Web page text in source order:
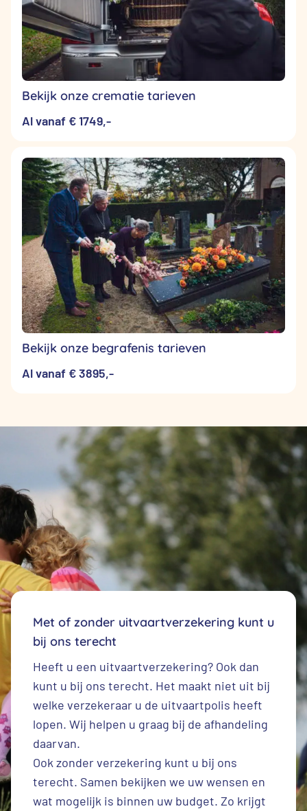
Bekijk onze crematie tarieven
Al vanaf € 1749,-
Bekijk onze begrafenis tarieven
Al vanaf € 3895,-
Met of zonder uitvaartverzekering kunt u
bij ons terecht
Heeft u een uitvaartverzekering? Ook dan
kunt u bij ons terecht. Het maakt niet uit bij
welke verzekeraar u de uitvaartpolis heeft
lopen. Wij helpen u graag bij de afhandeling
daarvan.
Ook zonder verzekering kunt u bij ons
terecht. Samen bekijken we uw wensen en
wat mogelijk is binnen uw budget. Zo krijgt